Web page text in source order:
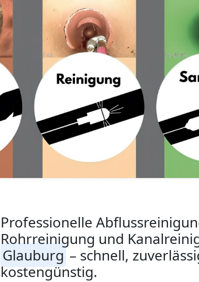
Professionelle
Rohrreinigung und
Glauburg – schnell,
kostengünstig.